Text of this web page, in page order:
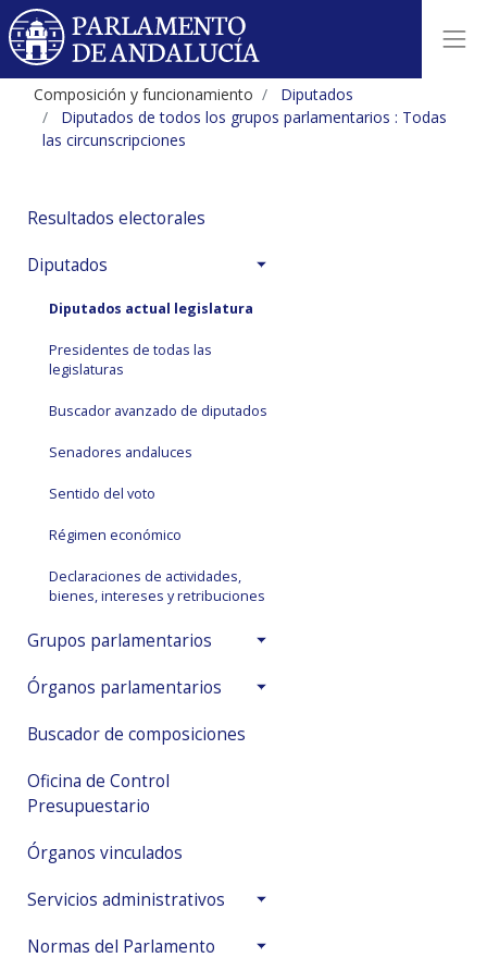
Composición y funcionamiento
Diputados
Diputados de todos los grupos parlamentarios : Todas
las circunscripciones
Resultados electorales
Diputados
Diputados actual legislatura
Presidentes de todas las
legislaturas
Buscador avanzado de diputados
Senadores andaluces
Sentido del voto
Régimen económico
Declaraciones de actividades,
bienes, intereses y retribuciones
Grupos parlamentarios
Órganos parlamentarios
Buscador de composiciones
Oficina de Control
Presupuestario
Órganos vinculados
Servicios administrativos
Normas del Parlamento